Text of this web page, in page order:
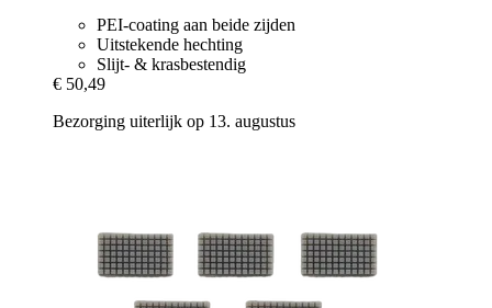
PEI-coating aan beide zijden
Uitstekende hechting
Slijt- & krasbestendig
€ 50,49
Bezorging uiterlijk op 13. augustus